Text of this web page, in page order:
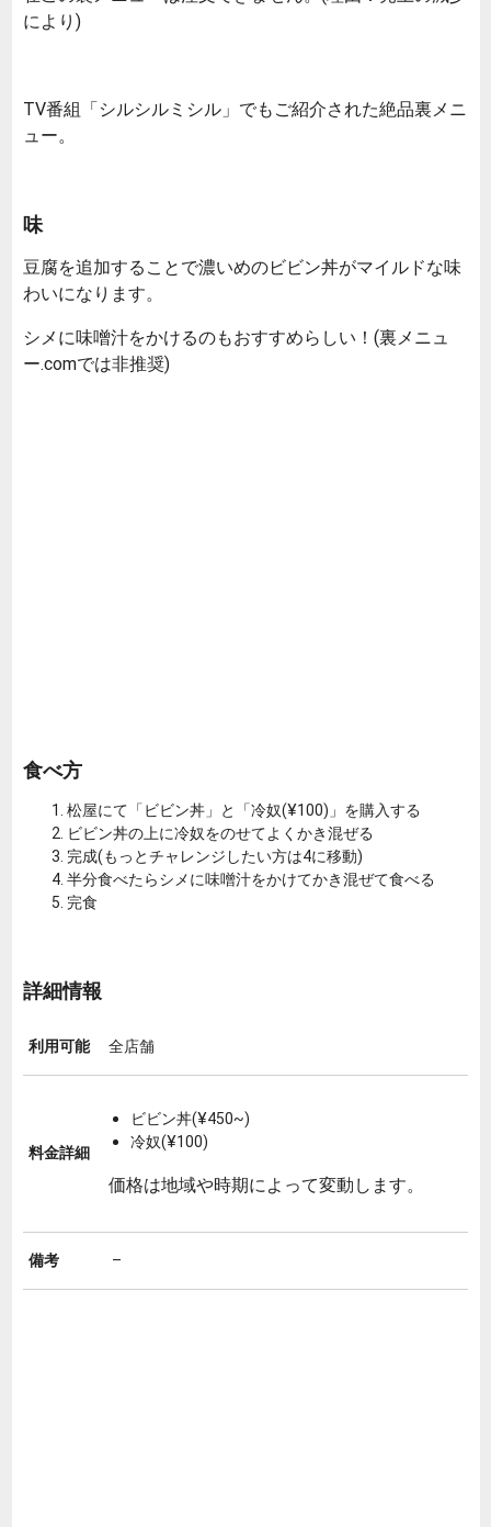
により)
TV番組「シルシルミシル」でもご紹介された絶品裏メニ
ュー。
味
豆腐を追加することで濃いめのビビン丼がマイルドな味
わいになります。
シメに味噌汁をかけるのもおすすめらしい！(裏メニュ
ー.comでは非推奨)
食べ方
松屋にて「ビビン丼」と「冷奴(¥100)」を購入する
ビビン丼の上に冷奴をのせてよくかき混ぜる
完成(もっとチャレンジしたい方は4に移動)
半分食べたらシメに味噌汁をかけてかき混ぜて食べる
完食
詳細情報
利用可能 全店舗
料金詳細
ビビン丼(¥450~)
冷奴(¥100)
価格は地域や時期によって変動します。
備考 –